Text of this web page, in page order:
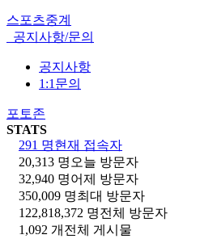
스포츠중계
공지사항/문의
공지사항
1:1문의
포토존
STATS
291 명현재 접속자
20,313 명 오늘 방문자
32,940 명어제 방문자
350,009 명최대 방문자
122,818,372 명전체 방문자
1,092 개 전체 게시물